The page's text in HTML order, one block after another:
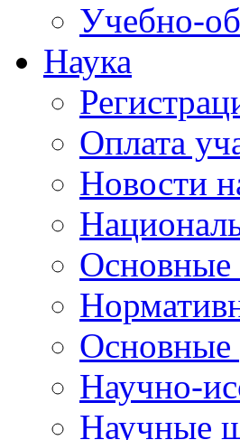
Учебно-
Наука
Оплата
Новости
Основные
Основные
Научно-
Научные